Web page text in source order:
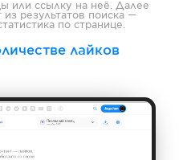
или ссылку на неё. Далее
результатов поиска —
по странице.
лайков